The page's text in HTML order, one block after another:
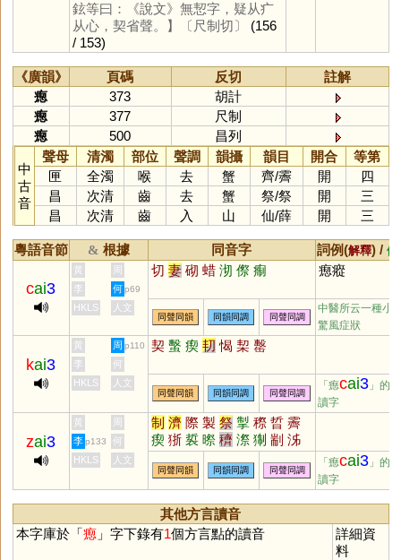
鉉等曰：《說文》無恝字，疑从疒
从心，契省聲。】
〔尺制切〕
(156
/ 153)
《廣韻》 頁碼 反切
註解
瘛
373
胡計
瘛
377
尺制
瘛
500 昌列
中
古
音
聲母 清濁 部位 聲調 韻攝 韻目 開合
等第
匣
全濁 喉 去 蟹 齊/霽 開
四
昌
次清 齒 去 蟹 祭/祭 開
三
昌
次清 齒 入 山 仙/薛 開 三
粵語音節 & 根據 同音字 詞例(解釋) / 備
cai3
黃 周 切 妻 砌 蜡 沏 傺 痸 瘛瘲
李 何 p69
HKLS 人文
同聲同韻 同韻同調 同聲同調
中醫所云一種小
驚風症狀
kai3
黃 周 p110 契 蟿 瘈 㓞 愒 栔 罊
李
何
HKLS
人文
同聲同韻 同韻同調 同聲同調
「瘛cai3 」的異
讀字
zai3
黃 周 制 濟 際 製 祭 掣 穄 晢 霽
瘈 狾 裚 暩 穧 漈 猘 剬 泲
李 p133
何
HKLS
人文
同聲同韻 同韻同調 同聲同調
「瘛cai3 」的異
讀字
其他方言讀音
本字庫於「瘛」字下錄有1個方言點的讀音
詳細資
料